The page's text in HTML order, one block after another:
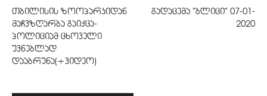
თბილისის ზოოპარკიდან
მაჩვზღარბა გაიქცა-
პოლიციამ ცხოველი
უვნებლად
დააბრუნა(+ვიდეო)
გადაცემა “ბლიცი” 07-01-
2020